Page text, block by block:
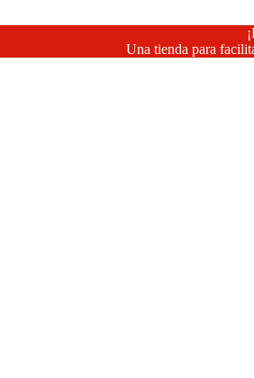
Una tienda para